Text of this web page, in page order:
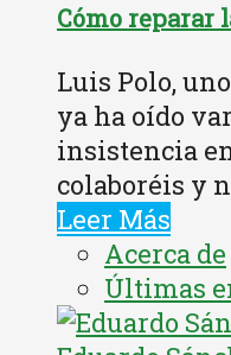
Cómo reparar
Luis Polo,
ya ha oído
insistencia
colaboréis y
Leer Más
Acerca de
Últimas